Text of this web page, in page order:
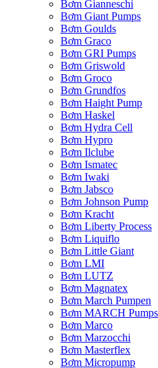
Bơm Gianneschi
Bơm Giant Pumps
Bơm Goulds
Bơm Graco
Bơm GRI Pumps
Bơm Griswold
Bơm Groco
Bơm Grundfos
Bơm Haight Pump
Bơm Haskel
Bơm Hydra Cell
Bơm Hypro
Bơm Ilclube
Bơm Ismatec
Bơm Iwaki
Bơm Jabsco
Bơm Johnson Pump
Bơm Kracht
Bơm Liberty Process
Bơm Liquiflo
Bơm Little Giant
Bơm LMI
Bơm LUTZ
Bơm Magnatex
Bơm March Pumpen
Bơm MARCH Pumps
Bơm Marco
Bơm Marzocchi
Bơm Masterflex
Bơm Micropump